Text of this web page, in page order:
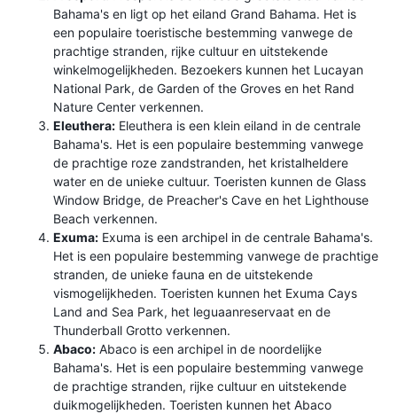
Bahama's en ligt op het eiland Grand Bahama. Het is
een populaire toeristische bestemming vanwege de
prachtige stranden, rijke cultuur en uitstekende
winkelmogelijkheden. Bezoekers kunnen het Lucayan
National Park, de Garden of the Groves en het Rand
Nature Center verkennen.
Eleuthera: Eleuthera is een klein eiland in de centrale
Bahama's. Het is een populaire bestemming vanwege
de prachtige roze zandstranden, het kristalheldere
water en de unieke cultuur. Toeristen kunnen de Glass
Window Bridge, de Preacher's Cave en het Lighthouse
Beach verkennen.
Exuma: Exuma is een archipel in de centrale Bahama's.
Het is een populaire bestemming vanwege de prachtige
stranden, de unieke fauna en de uitstekende
vismogelijkheden. Toeristen kunnen het Exuma Cays
Land and Sea Park, het leguaanreservaat en de
Thunderball Grotto verkennen.
Abaco: Abaco is een archipel in de noordelijke
Bahama's. Het is een populaire bestemming vanwege
de prachtige stranden, rijke cultuur en uitstekende
duikmogelijkheden. Toeristen kunnen het Abaco